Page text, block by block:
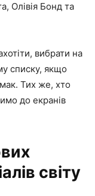
Олівія Бонд та
вибрати на
списку, якщо
Тих же, хто
до екранів
світу